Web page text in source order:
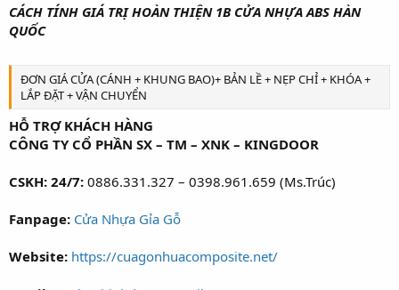
CÁCH TÍNH GIÁ TRỊ HOÀN THIỆN 1B CỬA NHỰA ABS HÀN
QUỐC
ĐƠN GIÁ CỬA (CÁNH + KHUNG BAO)+ BẢN LỀ + NẸP CHỈ + KHÓA +
LẮP ĐẶT + VẬN CHUYỂN
HỖ TRỢ KHÁCH HÀNG
CÔNG TY CỔ PHẦN SX – TM – XNK – KINGDOOR
CSKH: 24/7: 0886.331.327 – 0398.961.659 (Ms.Trúc)
Fanpage: Cửa Nhựa Gỉa Gỗ
Website: https://cuagonhuacomposite.net/